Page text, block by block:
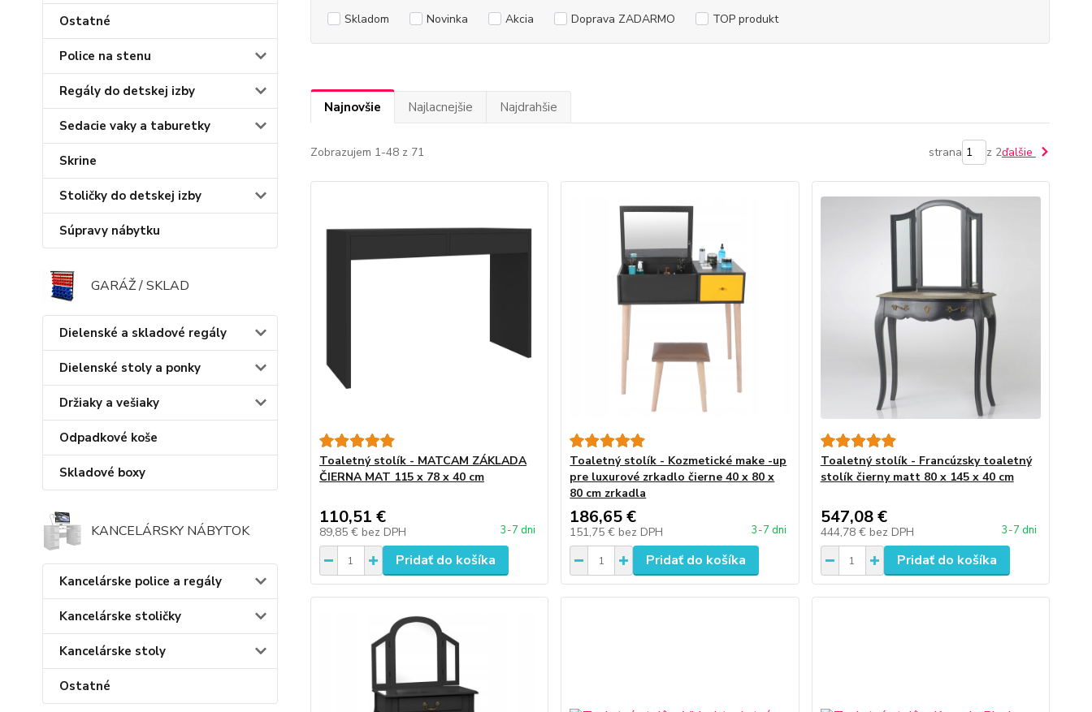
Ostatné
Police na stenu
Regály do detskej izby
Sedacie vaky a taburetky
Skrine
Stoličky do detskej izby
Súpravy nábytku
GARÁŽ / SKLAD
Dielenské a skladové regály
Dielenské stoly a ponky
Držiaky a vešiaky
Odpadkové koše
Skladové boxy
KANCELÁRSKY NÁBYTOK
Kancelárske police a regály
Kancelárske stoličky
Kancelárske stoly
Ostatné
Skladom Novinka Akcia Doprava ZADARMO TOP produkt
Najnovšie Najlacnejšie Najdrahšie
Zobrazujem 1-48 z 71 strana z 2ďalšie
Toaletný stolík - MATCAM ZÁKLADA
ČIERNA MAT 115 x 78 x 40 cm
110,51 €
89,85 € bez DPH 3-7 dni
Pridať do košíka
Toaletný stolík - Kozmetické make -up
pre luxurové zrkadlo čierne 40 x 80 x
80 cm zrkadla
186,65 €
151,75 € bez DPH 3-7 dni
Pridať do košíka
Toaletný stolík - Francúzsky toaletný
stolík čierny matt 80 x 145 x 40 cm
547,08 €
444,78 € bez DPH 3-7 dni
Pridať do košíka